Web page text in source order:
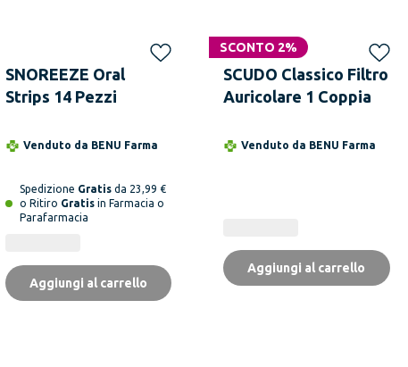
SNOREEZE Oral
Strips 14 Pezzi
Venduto da BENU Farma
Spedizione Gratisda 23,99 €
o Ritiro Gratisin Farmacia o
Parafarmacia
Aggiungi al carrello
SCONTO 2%
SCUDO Classico Filtro
Auricolare 1 Coppia
Venduto da BENU Farma
Aggiungi al carrello